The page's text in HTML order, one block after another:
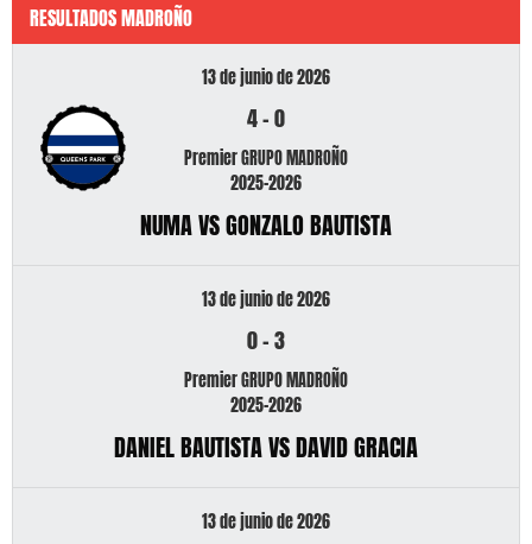
RESULTADOS MADROÑO
13 de junio de 2026
4-0
Premier GRUPO MADROÑO
2025-2026
NUMA VS GONZALO BAUTISTA
13 de junio de 2026
0-3
Premier GRUPO MADROÑO
2025-2026
DANIEL BAUTISTA VS DAVID GRACIA
13 de junio de 2026